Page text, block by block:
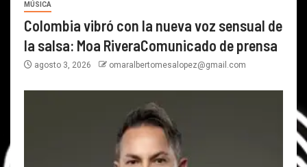
MÚSICA
Colombia vibró con la nueva voz sensual de
la salsa: Moa RiveraComunicado de prensa
agosto 3, 2026 omaralbertomesalopez@gmail.com